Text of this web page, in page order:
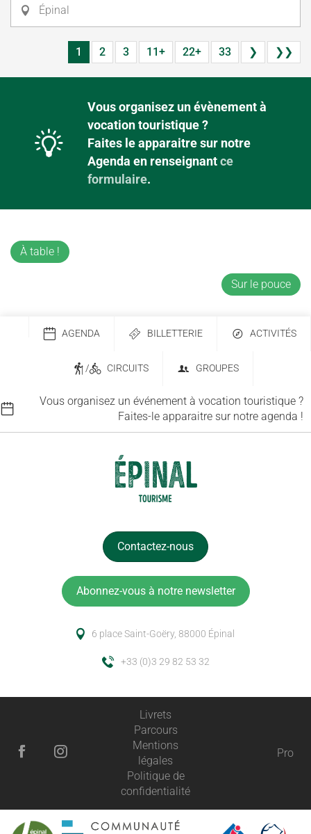
Épinal
1 2 3 11+ 22+ 33 ❯ ❯❯
Vous organisez un évènement à
vocation touristique ?
Faites le apparaitre sur notre
Agenda en renseignantce
formulaire.
À table !
Sur le pouce
AGENDA BILLETTERIE ACTIVITÉS
/ CIRCUITS GROUPES
Vous organisez un événement à vocation touristique ?
Faites-le apparaitre sur notre agenda !
Contactez-nous
Abonnez-vous à notre newsletter
6 place Saint-Goëry, 88000 Épinal
+33 (0)3 29 82 53 32
Livrets
Parcours
Mentions
légales
Politique de
confidentialité
Pro